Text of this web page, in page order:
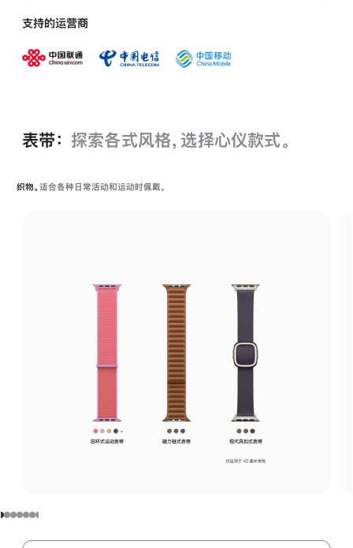
支持的运营商
表带： 探索各式风格，选择心仪款式。
织物。 适合各种日常活动和运动时佩戴。